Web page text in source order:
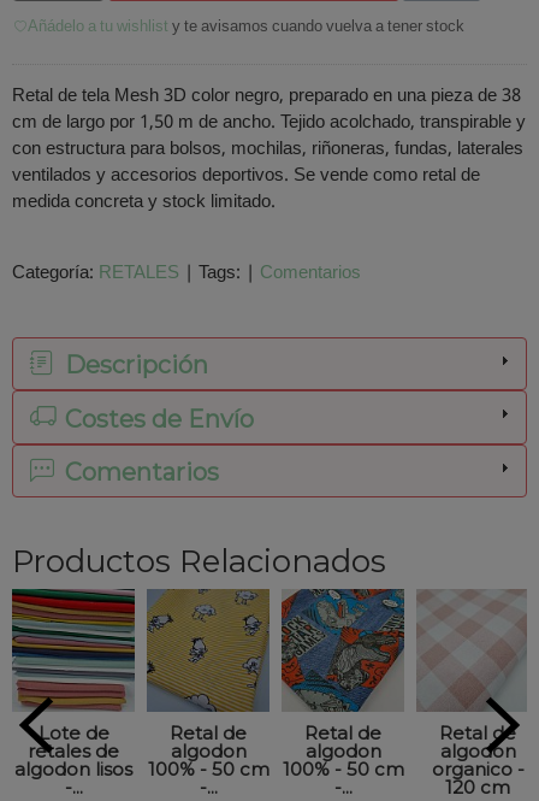
Añádelo a tu wishlisty te avisamos cuando vuelva a tener stock
Retal de tela Mesh 3D color negro, preparado en una pieza de 38
cm de largo por 1,50 m de ancho. Tejido acolchado, transpirable y
con estructura para bolsos, mochilas, riñoneras, fundas, laterales
ventilados y accesorios deportivos. Se vende como retal de
medida concreta y stock limitado.
Categoría: RETALES | Tags: | Comentarios
Descripción
Costes de Envío
Comentarios
Productos Relacionados
Lote de
retales de
algodon lisos
-...
Retal de
algodon
100% - 50 cm
-...
Retal de
algodon
100% - 50 cm
-...
Retal de
algodon
organico -
120 cm